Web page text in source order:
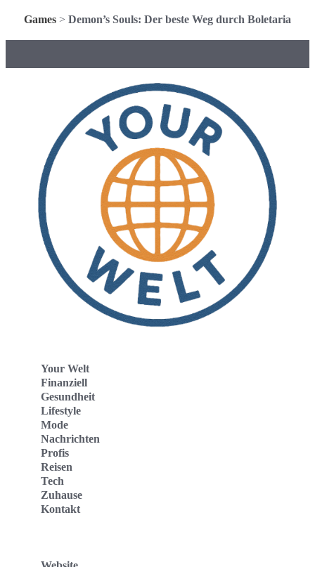
Games > Demon’s Souls: Der beste Weg durch Boletaria
Your Welt
Finanziell
Gesundheit
Lifestyle
Mode
Nachrichten
Profis
Reisen
Tech
Zuhause
Kontakt